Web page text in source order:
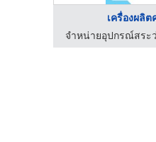
เครื่องผลิ
จำหน่ายอุปกรณ์สระ